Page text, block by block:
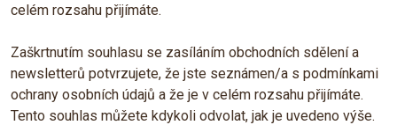
celém rozsahu přijímáte.
Zaškrtnutím souhlasu se zasíláním obchodních sdělení a
newsletterů potvrzujete, že jste seznámen/a s podmínkami
ochrany osobních údajů a že je v celém rozsahu přijímáte.
Tento souhlas můžete kdykoli odvolat, jak je uvedeno výše.